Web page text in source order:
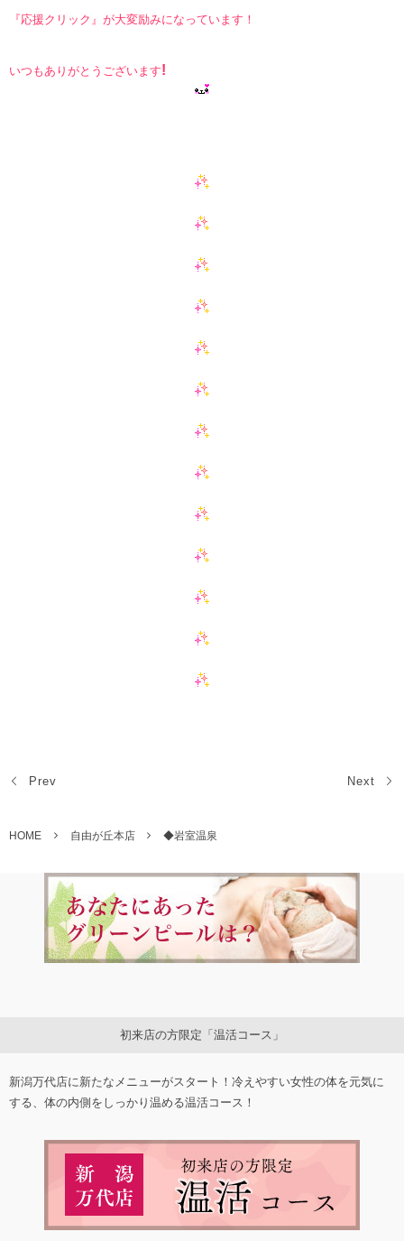
『応援クリック』が大変励みになっています！
いつもありがとうございます!
Prev Next
HOME 自由が丘本店 ◆岩室温泉
初来店の方限定「温活コース」
新潟万代店に新たなメニューがスタート！冷えやすい女性の体を元気に
する、体の内側をしっかり温める温活コース！